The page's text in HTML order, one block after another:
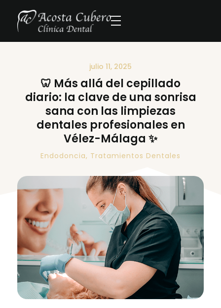
julio 11, 2025
🦷 Más allá del cepillado
diario: la clave de una sonrisa
sana con las limpiezas
dentales profesionales en
Vélez-Málaga ✨
Endodoncia, Tratamientos Dentales